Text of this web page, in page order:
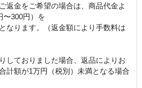
返金をご希望の場合は、商品代金よ
〜300円）を
なります。（返金額により手数料は
しておりました場合、返品によりお
計額が1万円（税別）未満となる場合